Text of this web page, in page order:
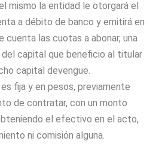
mismo la entidad le otorgará el
a débito de banco y emitirá en
cuenta las cuotas a abonar, una
capital que beneficio al titular
capital devengue.
fija y en pesos, previamente
de contratar, con un monto
el efectivo en el acto,
ni comisión alguna.